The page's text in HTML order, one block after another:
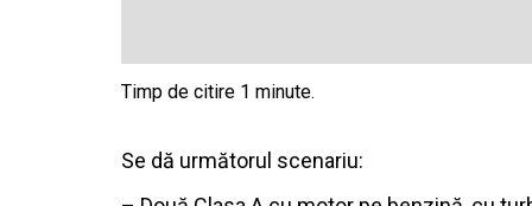
Se dă următorul scenariu: